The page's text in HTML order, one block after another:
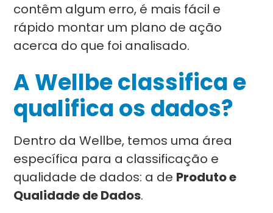
contêm algum erro, é mais fácil e
rápido montar um plano de ação
acerca do que foi analisado.
A Wellbe classifica e
qualifica os dados?
Dentro da Wellbe, temos uma área
específica para a classificação e
qualidade de dados: a de Produto e
Qualidade de Dados.